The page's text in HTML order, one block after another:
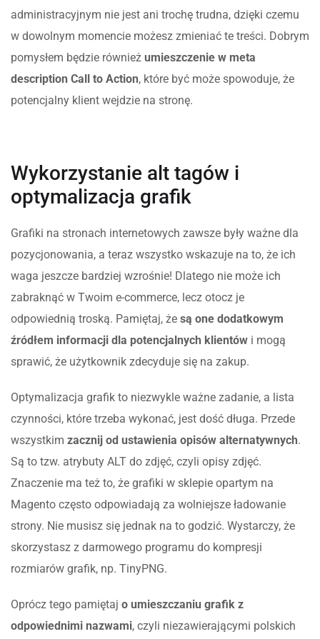
administracyjnym nie jest ani trochę trudna, dzięki czemu
w dowolnym momencie możesz zmieniać te treści. Dobrym
pomysłem będzie również umieszczenie w meta
description Call to Action, które być może spowoduje, że
potencjalny klient wejdzie na stronę.
Wykorzystanie alt tagów i
optymalizacja grafik
Grafiki na stronach internetowych zawsze były ważne dla
pozycjonowania, a teraz wszystko wskazuje na to, że ich
waga jeszcze bardziej wzrośnie! Dlatego nie może ich
zabraknąć w Twoim e-commerce, lecz otocz je
odpowiednią troską. Pamiętaj, że są one dodatkowym
źródłem informacji dla potencjalnych klientów i mogą
sprawić, że użytkownik zdecyduje się na zakup.
Optymalizacja grafik to niezwykle ważne zadanie, a lista
czynności, które trzeba wykonać, jest dość długa. Przede
wszystkim zacznij od ustawienia opisów alternatywnych.
Są to tzw. atrybuty ALT do zdjęć, czyli opisy zdjęć.
Znaczenie ma też to, że grafiki w sklepie opartym na
Magento często odpowiadają za wolniejsze ładowanie
strony. Nie musisz się jednak na to godzić. Wystarczy, że
skorzystasz z darmowego programu do kompresji
rozmiarów grafik, np. TinyPNG.
Oprócz tego pamiętaj o umieszczaniu grafik z
odpowiednimi nazwami, czyli niezawierającymi polskich